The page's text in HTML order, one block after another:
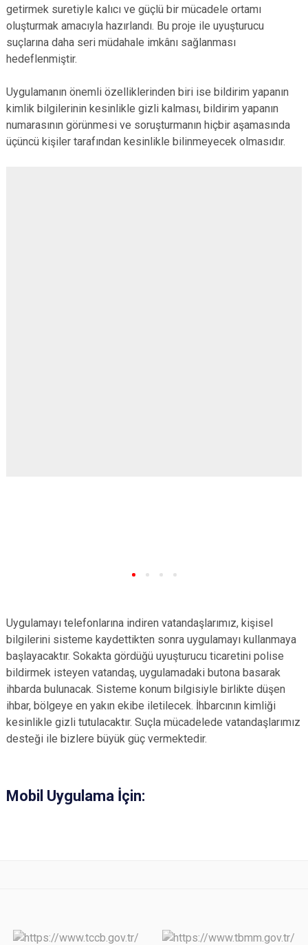
getirmek suretiyle kalıcı ve güçlü bir mücadele ortamı
oluşturmak amacıyla hazırlandı. Bu proje ile uyuşturucu
suçlarına daha seri müdahale imkânı sağlanması
hedeflenmiştir.
Uygulamanın önemli özelliklerinden biri ise bildirim yapanın
kimlik bilgilerinin kesinlikle gizli kalması, bildirim yapanın
numarasının görünmesi ve soruşturmanın hiçbir aşamasında
üçüncü kişiler tarafından kesinlikle bilinmeyecek olmasıdır.
Uygulamayı telefonlarına indiren vatandaşlarımız, kişisel
bilgilerini sisteme kaydettikten sonra uygulamayı kullanmaya
başlayacaktır. Sokakta gördüğü uyuşturucu ticaretini polise
bildirmek isteyen vatandaş, uygulamadaki butona basarak
ihbarda bulunacak. Sisteme konum bilgisiyle birlikte düşen
ihbar, bölgeye en yakın ekibe iletilecek. İhbarcının kimliği
kesinlikle gizli tutulacaktır. Suçla mücadelede vatandaşlarımız
desteği ile bizlere büyük güç vermektedir.
Mobil Uygulama İçin: